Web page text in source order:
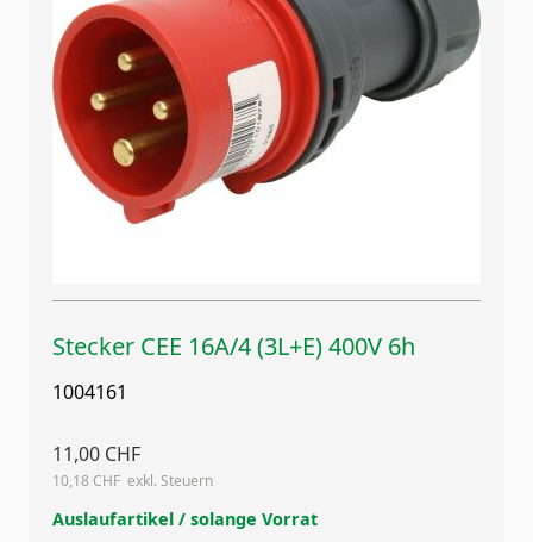
Stecker CEE 16A/4 (3L+E) 400V 6h
1004161
11,00 CHF
10,18 CHF
Auslaufartikel / solange Vorrat